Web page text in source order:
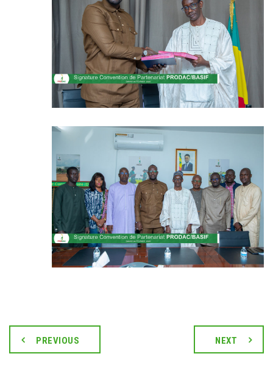
PREVIOUS NEXT